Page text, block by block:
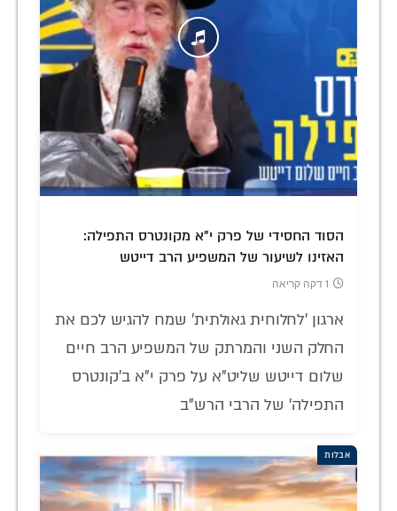
הסוד החסידי של פרק י"א מקונטרס התפילה:
האזינו לשיעור של המשפיע הרב דייטש
1 דקה קריאה
ארגון 'לחלוחית גאולתית' שמח להגיש לכם את
החלק השני והמרתק של המשפיע הרב חיים
שלום דייטש שליט"א על פרק י"א ב'קונטרס
התפילה' של הרבי הרש"ב
אבלות